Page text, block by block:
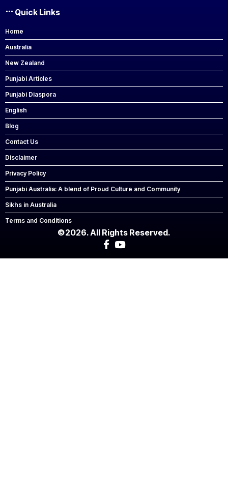
Quick Links
Home
Australia
New Zealand
Punjabi Articles
Punjabi Diaspora
English
Blog
Contact Us
Disclaimer
Privacy Policy
Punjabi Australia: A blend of Proud Culture and Community
Sikhs in Australia
Terms and Conditions
©2026. All Rights Reserved.